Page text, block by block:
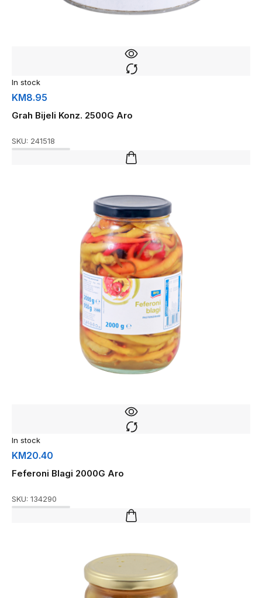
In stock
KM8.95
Grah Bijeli Konz. 2500G Aro
SKU: 241518
In stock
KM20.40
Feferoni Blagi 2000G Aro
SKU: 134290